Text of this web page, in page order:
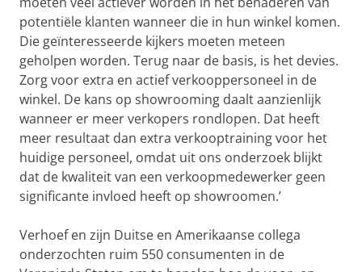
potentiële klanten wanneer die in hun winkel komen.
Die geïnteresseerde kijkers moeten meteen
geholpen worden. Terug naar de basis, is het devies.
Zorg voor extra en actief verkooppersoneel in de
winkel. De kans op showrooming daalt aanzienlijk
wanneer er meer verkopers rondlopen. Dat heeft
meer resultaat dan extra verkooptraining voor het
huidige personeel, omdat uit ons onderzoek blijkt
dat de kwaliteit van een verkoopmedewerker geen
significante invloed heeft op showroomen.’
Verhoef en zijn Duitse en Amerikaanse collega
onderzochten ruim 550 consumenten in de